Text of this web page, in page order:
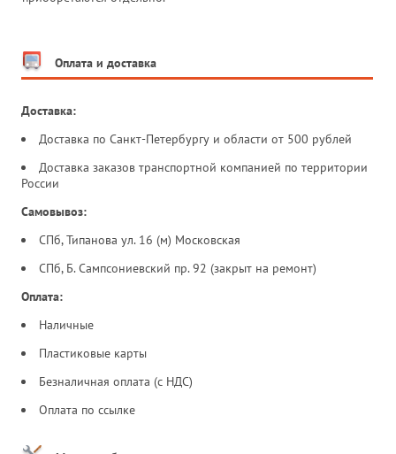
Оплата и доставка
Доставка:
Доставка по Санкт-Петербургу и области от 500 рублей
Доставка заказов транспортной компанией по территории
России
Самовывоз:
СПб, Типанова ул. 16 (м) Московская
СПб, Б. Сампсониевский пр. 92 (закрыт на ремонт)
Оплата:
Наличные
Пластиковые карты
Безналичная оплата (с НДС)
Оплата по ссылке